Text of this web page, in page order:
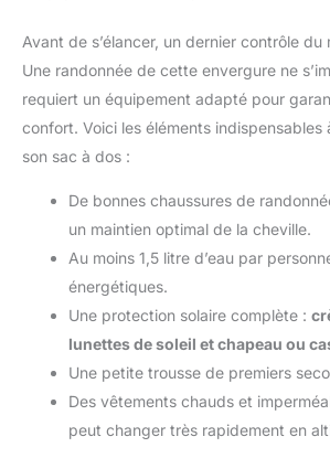
ajustable à cordon pour empêcher la pluie
pluie de s'infiltrer ; cordon élastique intégré à
de chaleur et une meilleure protection
【Conception pratique des vestes de
imperméable est dotée de deux poches
imperméables et d'une poche intérieure
permettant de ranger votre argent, vos clés,
optimale et un grand confort.
Avant de s’élancer, un dernier contrôle du
Une randonnée de cette envergure ne
requiert un équipement adapté pour
confort. Voici les éléments indispensables
son sac à dos :
De bonnes chaussures de
un maintien optimal de la cheville.
Au moins 1,5 litre d’eau par
énergétiques.
Une protection solaire complète :
lunettes de soleil et chapeau ou
Une petite trousse de premiers
Des vêtements chauds et
peut changer très rapidement en